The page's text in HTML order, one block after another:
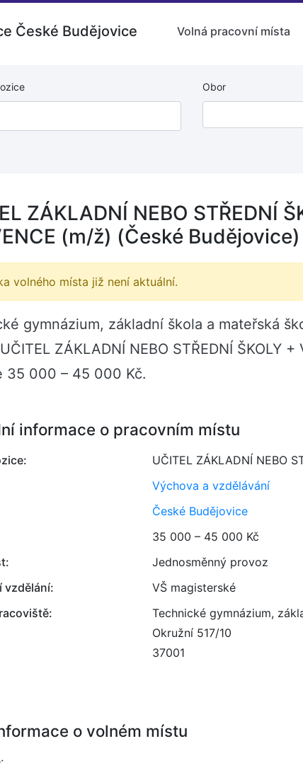
České Budějovice Volná pracovní místa
Obor
ZÁKLADNÍ NEBO STŘEDNÍ
(m/ž) (České Budějovice)
volného místa již není aktuální.
gymnázium, základní škola a mateřská
ZÁKLADNÍ NEBO STŘEDNÍ ŠKOLY
35 000 – 45 000 Kč.
informace o pracovním místu
UČITEL ZÁKLADNÍ NEBO
Výchova a vzdělávání
České Budějovice
35 000 – 45 000 Kč
Jednosměnný provoz
vzdělání:
VŠ magisterské
Technické gymnázium,
Okružní 517/10
37001
o volném místu